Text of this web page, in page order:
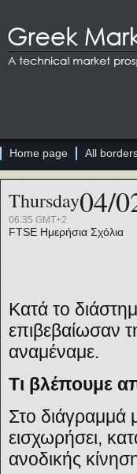
Home page All
Thursday04/
06:35 GMT+2
FTSE Ημερήσια Σχόλια
Κατά το
επιβεβαίωσαν
αναμέναμε.
Τι βλέπουμε
Στο διάγραμμά
εισχωρήσει,
ανοδικής